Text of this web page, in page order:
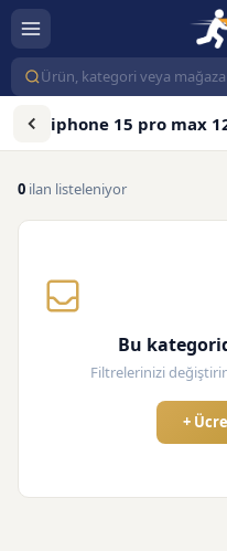
iphone 15 pro max
0 ilan listeleniyor
Bu
Filtrelerinizi
+